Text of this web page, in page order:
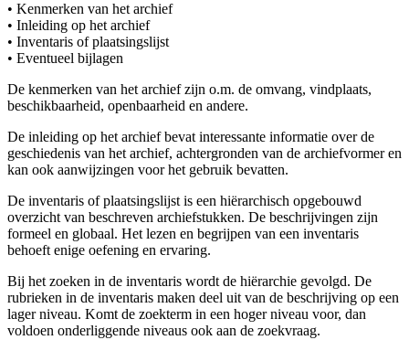
• Kenmerken van het archief
• Inleiding op het archief
• Inventaris of plaatsingslijst
• Eventueel bijlagen
De kenmerken van het archief zijn o.m. de omvang, vindplaats,
beschikbaarheid, openbaarheid en andere.
De inleiding op het archief bevat interessante informatie over de
geschiedenis van het archief, achtergronden van de archiefvormer en
kan ook aanwijzingen voor het gebruik bevatten.
De inventaris of plaatsingslijst is een hiërarchisch opgebouwd
overzicht van beschreven archiefstukken. De beschrijvingen zijn
formeel en globaal. Het lezen en begrijpen van een inventaris
behoeft enige oefening en ervaring.
Bij het zoeken in de inventaris wordt de hiërarchie gevolgd. De
rubrieken in de inventaris maken deel uit van de beschrijving op een
lager niveau. Komt de zoekterm in een hoger niveau voor, dan
voldoen onderliggende niveaus ook aan de zoekvraag.